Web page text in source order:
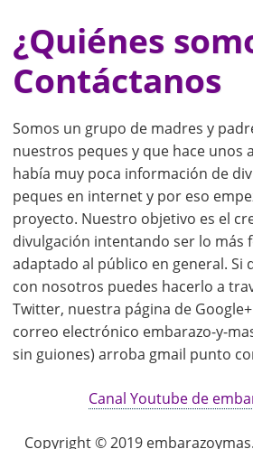
¿Quiénes
Contáctanos
Somos un grupo de madres y
nuestros peques y que hace unos
había muy poca información de
peques en internet y por eso
proyecto. Nuestro objetivo es el
divulgación intentando ser lo más
adaptado al público en general. Si
con nosotros puedes hacerlo a
Twitter, nuestra página de
correo electrónico embarazo-y-
sin guiones) arroba gmail punto
Canal Youtube de
Copyright © 2019